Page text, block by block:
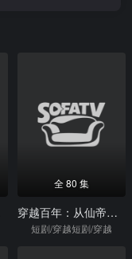
全 80 集
穿越百年：从仙帝开始养女儿
短剧/穿越短剧/穿越